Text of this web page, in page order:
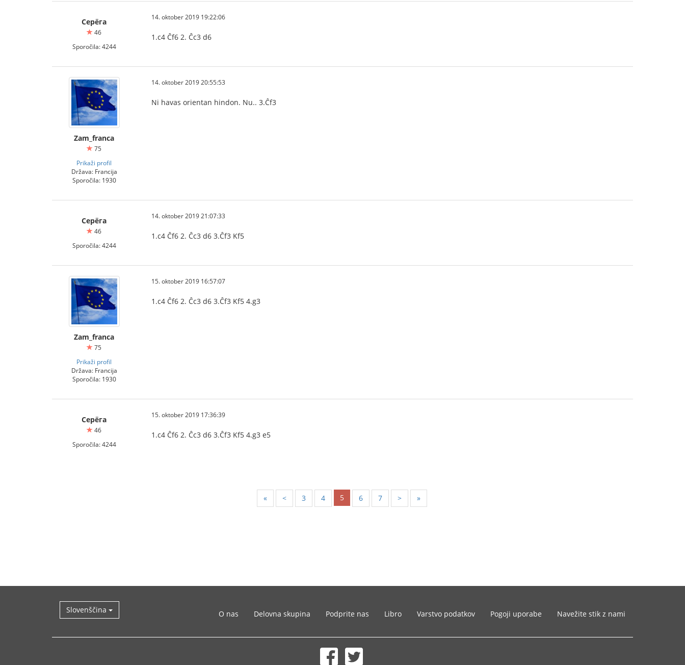
Серёга
46
Sporočila: 4244
14. oktober 2019 19:22:06
1.c4 Ĉf6 2. Ĉc3 d6
Zam_franca
75
Prikaži profil
Država: Francija
Sporočila: 1930
14. oktober 2019 20:55:53
Ni havas orientan hindon. Nu.. 3.Ĉf3
Серёга
46
Sporočila: 4244
14. oktober 2019 21:07:33
1.c4 Ĉf6 2. Ĉc3 d6 3.Ĉf3 Kf5
Zam_franca
75
Prikaži profil
Država: Francija
Sporočila: 1930
15. oktober 2019 16:57:07
1.c4 Ĉf6 2. Ĉc3 d6 3.Ĉf3 Kf5 4.g3
Серёга
46
Sporočila: 4244
15. oktober 2019 17:36:39
1.c4 Ĉf6 2. Ĉc3 d6 3.Ĉf3 Kf5 4.g3 e5
« < 3 4 5 6 7 > »
Slovenščina O nas Delovna skupina Podprite nas Libro Varstvo podatkov Pogoji uporabe Navežite stik z nami